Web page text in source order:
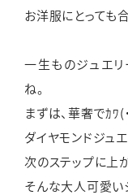
お洋服にとっても
一生ものジュエ
ね。
まずは、華奢でｶﾜ
ダイヤモンドジュ
次のステップに上が
そんな大人可愛い